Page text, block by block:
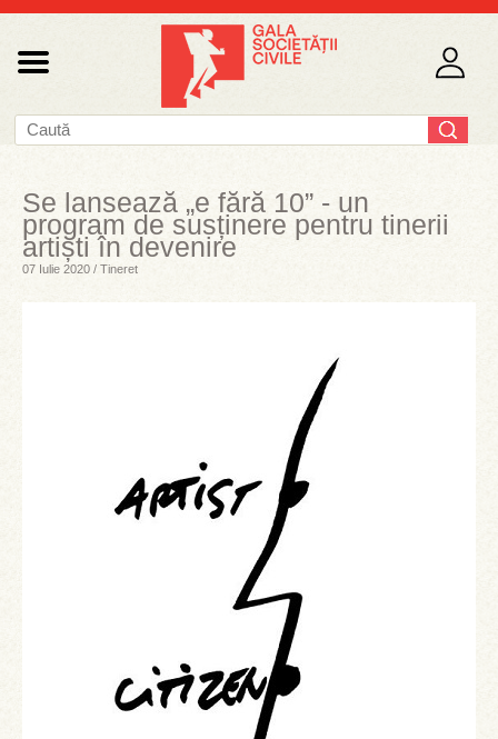
Se lansează „e fără 10” - un
program de susținere pentru tinerii
artiști în devenire
07 Iulie 2020 / Tineret